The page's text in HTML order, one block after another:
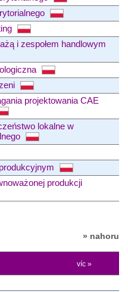
i zespołem handlowym
projektowania CAE
lokalne w
produkcji
» nahoru
víc »